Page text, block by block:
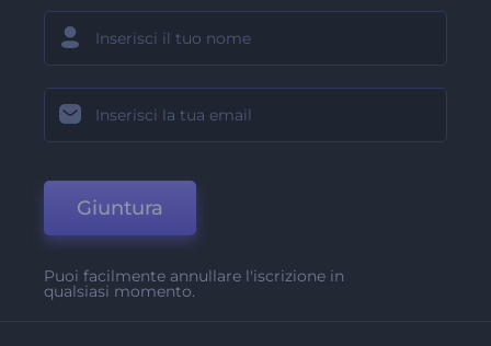
Giuntura
Puoi facilmente annullare l'iscrizione in
qualsiasi momento.